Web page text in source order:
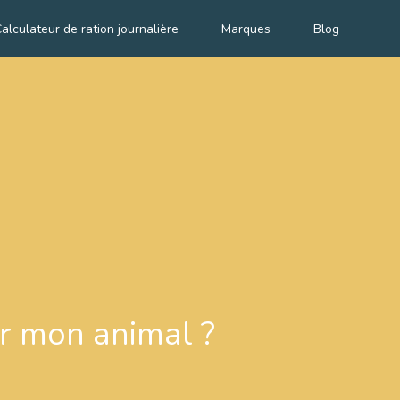
de ration journalière Marques Blog
mon animal ?